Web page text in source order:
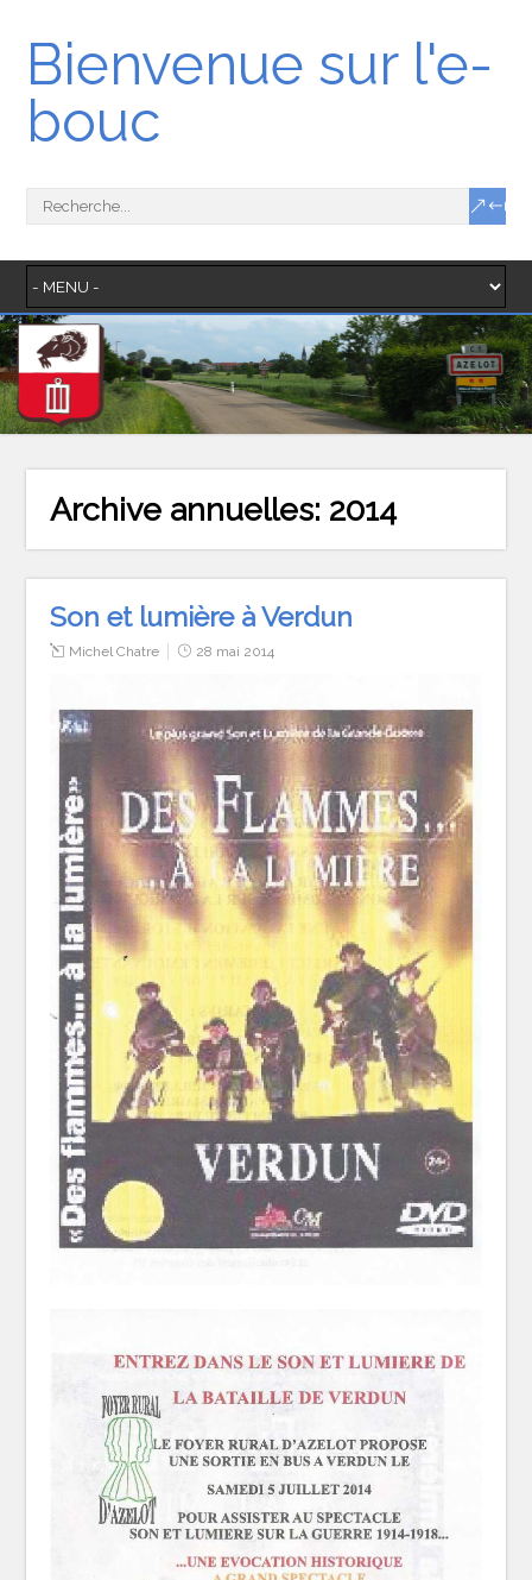
Bienvenue sur l'e-
bouc
Archive annuelles: 2014
Son et lumière à Verdun
Michel Chatre 28 mai 2014